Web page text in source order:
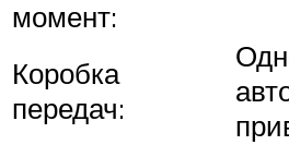
момент:
Коробка
передач: